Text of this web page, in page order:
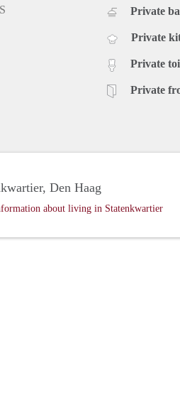
Private
Private
Private
Private
Den Haag
about living in Statenkwartier